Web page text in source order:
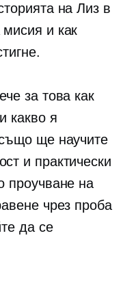
на Лиз в
и как
за това как
какво я
ще научите
и практически
проучване на
чрез проба
да се